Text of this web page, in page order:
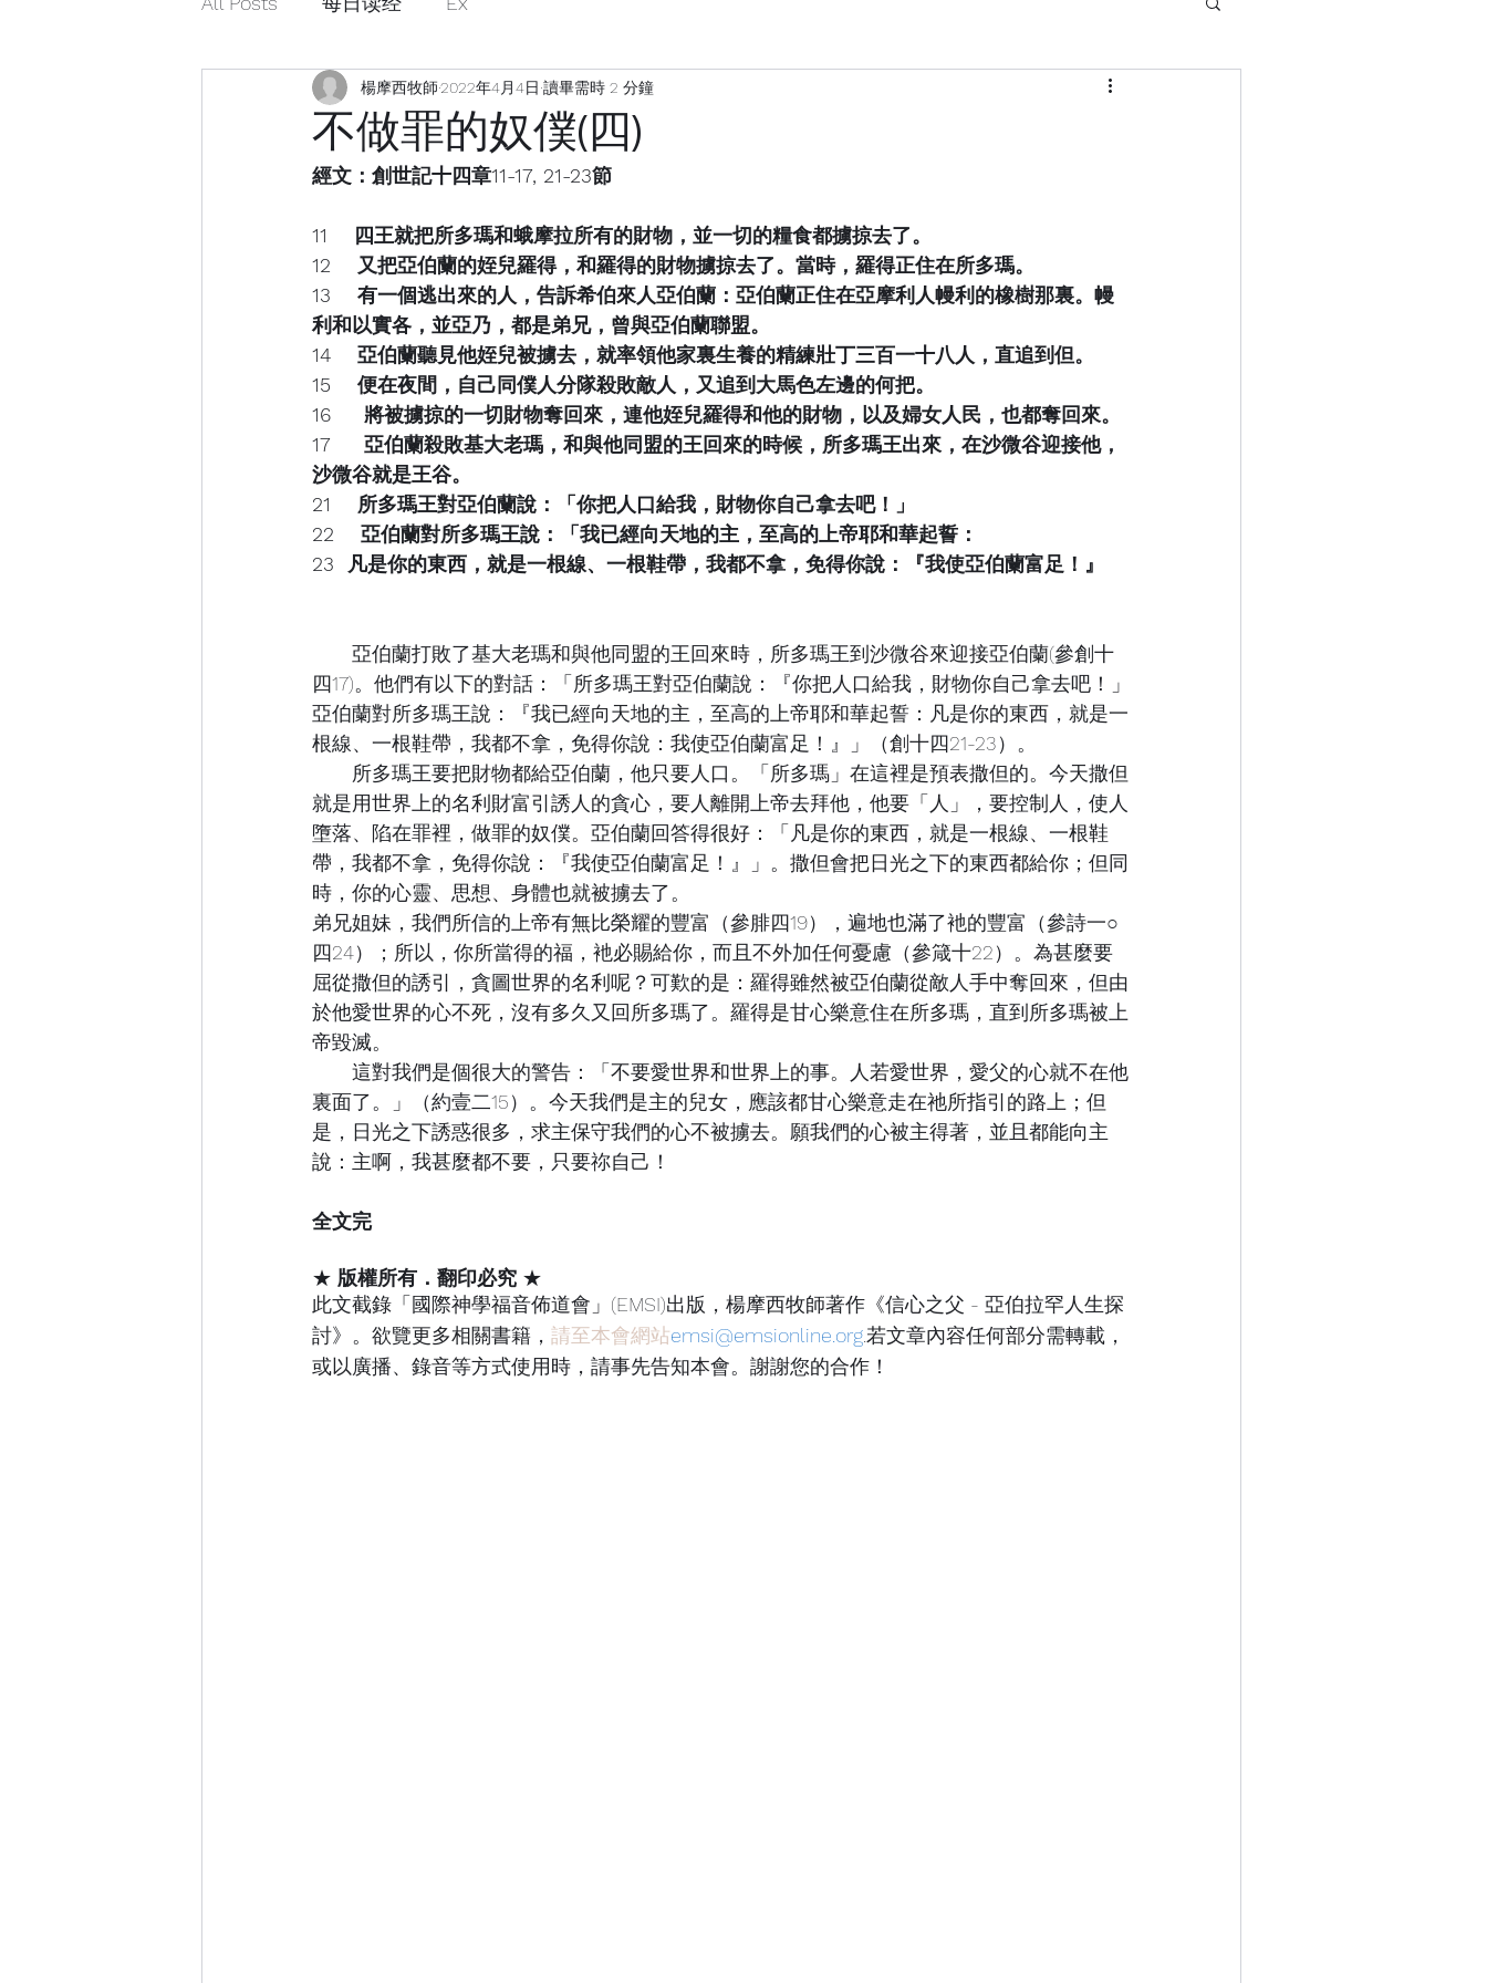
不做罪的奴僕(四)
楊摩西牧師2022年4月4日 讀畢需時 2 分鐘
經文：創世記十四章11-17, 21-23節
11    四王就把所多瑪和蛾摩拉所有的財物，並一切的糧食都擄掠去了。
12    又把亞伯蘭的姪兒羅得，和羅得的財物擄掠去了。當時，羅得正住在所多瑪。
13    有一個逃出來的人，告訴希伯來人亞伯蘭：亞伯蘭正住在亞摩利人幔利的橡樹那裏。幔
利和以實各，並亞乃，都是弟兄，曾與亞伯蘭聯盟。
14    亞伯蘭聽見他姪兒被擄去，就率領他家裏生養的精練壯丁三百一十八人，直追到但。
15    便在夜間，自己同僕人分隊殺敗敵人，又追到大馬色左邊的何把。
16     將被擄掠的一切財物奪回來，連他姪兒羅得和他的財物，以及婦女人民，也都奪回來。
17     亞伯蘭殺敗基大老瑪，和與他同盟的王回來的時候，所多瑪王出來，在沙微谷迎接他，
沙微谷就是王谷。
21    所多瑪王對亞伯蘭說：「你把人口給我，財物你自己拿去吧！」
22    亞伯蘭對所多瑪王說：「我已經向天地的主，至高的上帝耶和華起誓：
23  凡是你的東西，就是一根線、一根鞋帶，我都不拿，免得你說：『我使亞伯蘭富足！』
亞伯蘭打敗了基大老瑪和與他同盟的王回來時，所多瑪王到沙微谷來迎接亞伯蘭(參創十
四17)。他們有以下的對話：「所多瑪王對亞伯蘭說：『你把人口給我，財物你自己拿去吧！」
亞伯蘭對所多瑪王說：『我已經向天地的主，至高的上帝耶和華起誓：凡是你的東西，就是一
根線、一根鞋帶，我都不拿，免得你說：我使亞伯蘭富足！』」（創十四21-23）。
所多瑪王要把財物都給亞伯蘭，他只要人口。「所多瑪」在這裡是預表撒但的。今天撒但
就是用世界上的名利財富引誘人的貪心，要人離開上帝去拜他，他要「人」，要控制人，使人
墮落、陷在罪裡，做罪的奴僕。亞伯蘭回答得很好：「凡是你的東西，就是一根線、一根鞋
帶，我都不拿，免得你說：『我使亞伯蘭富足！』」。撒但會把日光之下的東西都給你；但同
時，你的心靈、思想、身體也就被擄去了。
弟兄姐妹，我們所信的上帝有無比榮耀的豐富（參腓四19），遍地也滿了衪的豐富（參詩一○
四24）；所以，你所當得的福，衪必賜給你，而且不外加任何憂慮（參箴十22）。為甚麼要
屈從撒但的誘引，貪圖世界的名利呢？可歎的是：羅得雖然被亞伯蘭從敵人手中奪回來，但由
於他愛世界的心不死，沒有多久又回所多瑪了。羅得是甘心樂意住在所多瑪，直到所多瑪被上
帝毀滅。
這對我們是個很大的警告：「不要愛世界和世界上的事。人若愛世界，愛父的心就不在他
裏面了。」（約壹二15）。今天我們是主的兒女，應該都甘心樂意走在祂所指引的路上；但
是，日光之下誘惑很多，求主保守我們的心不被擄去。願我們的心被主得著，並且都能向主
說：主啊，我甚麼都不要，只要祢自己！
全文完
★ 版權所有．翻印必究 ★
此文截錄「國際神學福音佈道會」(EMSI)出版，楊摩西牧師著作《信心之父 - 亞伯拉罕人生探
討》。欲覽更多相關書籍， 請至本會網站emsi@emsionline.org若文章內容任何部分需轉載，
或以廣播、錄音等方式使用時，請事先告知本會。謝謝您的合作！